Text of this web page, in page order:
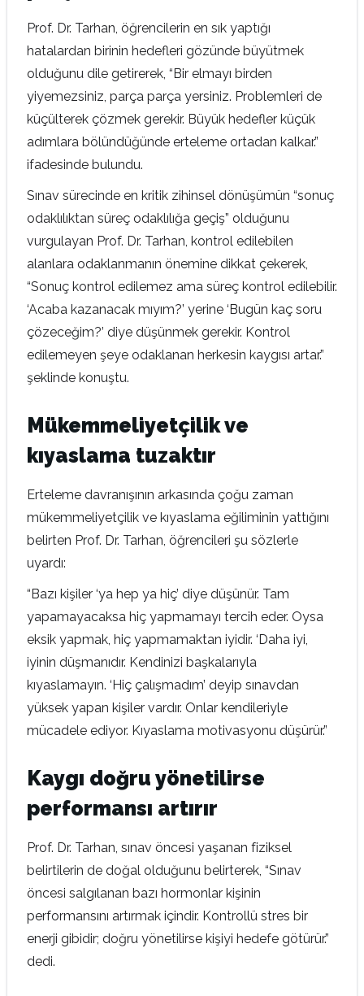
Prof. Dr. Tarhan, öğrencilerin en sık yaptığı
hatalardan birinin hedefleri gözünde büyütmek
olduğunu dile getirerek, “Bir elmayı birden
yiyemezsiniz, parça parça yersiniz. Problemleri de
küçülterek çözmek gerekir. Büyük hedefler küçük
adımlara bölündüğünde erteleme ortadan kalkar.”
ifadesinde bulundu.
Sınav sürecinde en kritik zihinsel dönüşümün “sonuç
odaklılıktan süreç odaklılığa geçiş” olduğunu
vurgulayan Prof. Dr. Tarhan, kontrol edilebilen
alanlara odaklanmanın önemine dikkat çekerek,
“Sonuç kontrol edilemez ama süreç kontrol edilebilir.
‘Acaba kazanacak mıyım?’ yerine ‘Bugün kaç soru
çözeceğim?’ diye düşünmek gerekir. Kontrol
edilemeyen şeye odaklanan herkesin kaygısı artar.”
şeklinde konuştu.
Mükemmeliyetçilik ve
kıyaslama tuzaktır
Erteleme davranışının arkasında çoğu zaman
mükemmeliyetçilik ve kıyaslama eğiliminin yattığını
belirten Prof. Dr. Tarhan, öğrencileri şu sözlerle
uyardı:
“Bazı kişiler ‘ya hep ya hiç’ diye düşünür. Tam
yapamayacaksa hiç yapmamayı tercih eder. Oysa
eksik yapmak, hiç yapmamaktan iyidir. ‘Daha iyi,
iyinin düşmanıdır. Kendinizi başkalarıyla
kıyaslamayın. ‘Hiç çalışmadım’ deyip sınavdan
yüksek yapan kişiler vardır. Onlar kendileriyle
mücadele ediyor. Kıyaslama motivasyonu düşürür.”
Kaygı doğru yönetilirse
performansı artırır
Prof. Dr. Tarhan, sınav öncesi yaşanan fiziksel
belirtilerin de doğal olduğunu belirterek, “Sınav
öncesi salgılanan bazı hormonlar kişinin
performansını artırmak içindir. Kontrollü stres bir
enerji gibidir; doğru yönetilirse kişiyi hedefe götürür.”
dedi.